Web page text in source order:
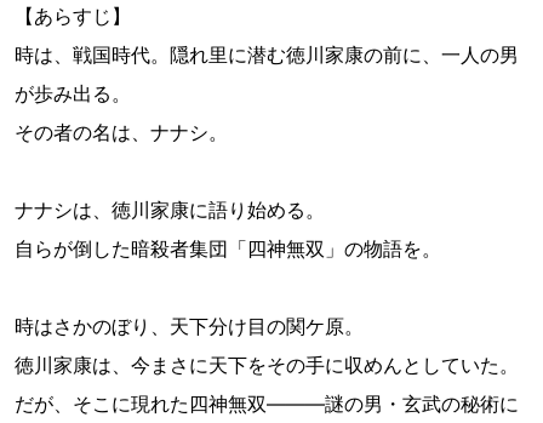
【あらすじ】
時は、戦国時代。隠れ里に潜む徳川家康の前に、一人の男
が歩み出る。
その者の名は、ナナシ。
ナナシは、徳川家康に語り始める。
自らが倒した暗殺者集団「四神無双」の物語を。
時はさかのぼり、天下分け目の関ケ原。
徳川家康は、今まさに天下をその手に収めんとしていた。
だが、そこに現れた四神無双―――謎の男・玄武の秘術に